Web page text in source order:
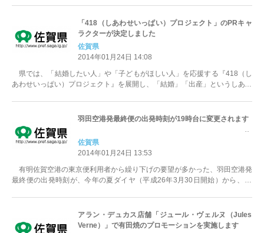
「418（しあわせいっぱい）プロジェクト」のPRキャ
ラクターが決定しました
佐賀県
2014年01月24日 14:08
県では、「結婚したい人」や「子どもがほしい人」を応援する『418（し
あわせいっぱい）プロジェクト』を展開し、「結婚」「出産」というしあわ
羽田空港発最終便の出発時刻が19時台に変更されます
佐賀県
2014年01月24日 13:53
有明佐賀空港の東京便利用者から繰り下げの要望が多かった、羽田空港発
最終便の出発時刻が、今年の夏ダイヤ（平成26年3月30日開始）から、19
アラン・デュカス店舗「ジュール・ヴェルヌ（Jules
Verne）」で有田焼のプロモーションを実施します